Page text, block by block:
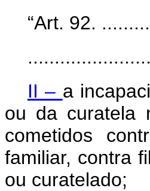
“Art. 92.
II – a
ou da curatela
cometidos
familiar, contra
ou curatelado;